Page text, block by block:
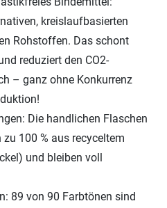
kreislaufbasierten
Rohstoffen. Das schont
reduziert den CO2-
– ganz ohne Konkurrenz
Die handlichen Flaschen
100 % aus recyceltem
und bleiben voll
89 von 90 Farbtönen sind